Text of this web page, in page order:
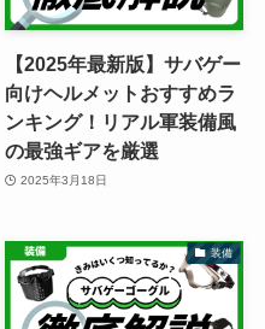
【2025年最新版】サバゲー
向けヘルメットおすすめラ
ンキング！リアル軍装備風
の最強ギアを厳選
2025年3月18日
装備